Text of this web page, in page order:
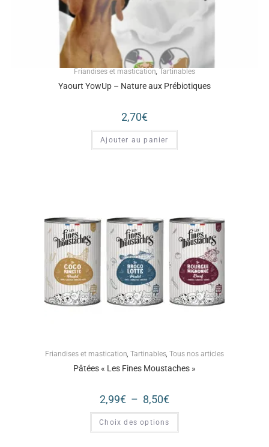
Friandises et mastication, Tartinables
Yaourt YowUp – Nature aux Prébiotiques
2,70€
Ajouter au panier
Friandises et mastication, Tartinables, Tous nos articles
Pâtées « Les Fines Moustaches »
2,99€ – 8,50€
Choix des options